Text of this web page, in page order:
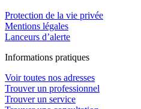
Protection de la vie privée
Mentions légales
Lanceurs d’alerte
Informations pratiques
Voir toutes nos adresses
Trouver un professionnel
Trouver un service